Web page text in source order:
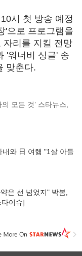
시 첫 방송 예정
'으로 프로그램을
자리를 지킬 전망
'워너비 싱글' 송
맞춘다.
모든 것’ 스타뉴스,
와 日 여행 "1살 아들
은 선 넘었지" 박봄,
이슈]